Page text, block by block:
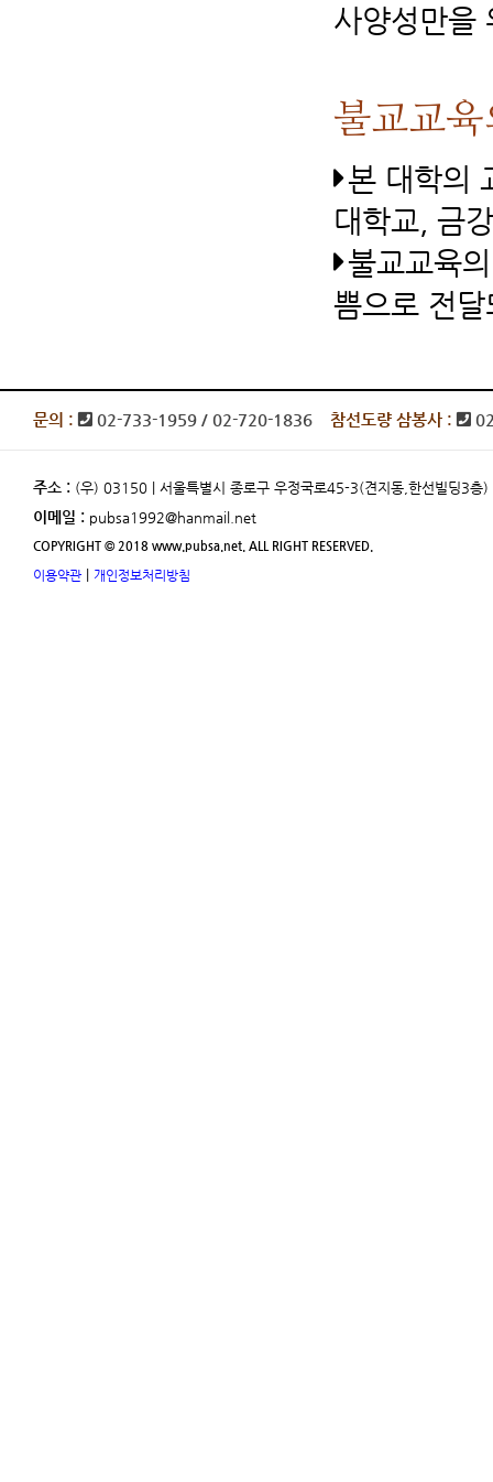
사양성만을
불교교
본 대학의
대학교, 금
불교교육
쁨으로 전
문의 : 02-733-1959 / 02-720-1836 참선도량 삼봉사 :
주소 : (우) 03150 | 서울특별시 종로구 우정국로45-3(견지동,한선빌딩3
이메일 : pubsa1992@hanmail.net
COPYRIGHT © 2018 www.pubsa.net. ALL RIGHT RESERVED.
이용약관 개인정보처리방침